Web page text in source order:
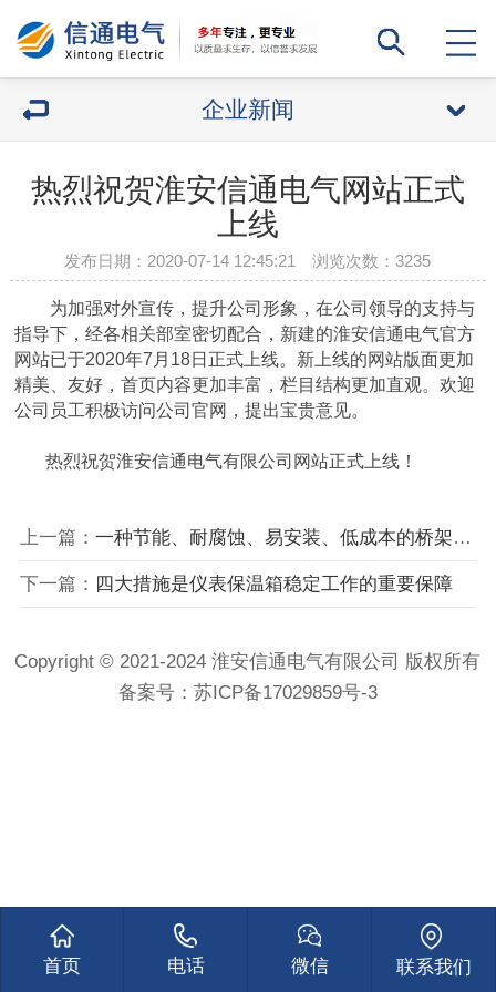
企业新闻
热烈祝贺淮安信通电气网站正式
上线
发布日期：2020-07-14 12:45:21 浏览次数：3235
为加强对外宣传，提升公司形象，在公司领导的支持与
指导下，经各相关部室密切配合，新建的淮安信通电气官方
网站已于2020年7月18日正式上线。新上线的网站版面更加
精美、友好，首页内容更加丰富，栏目结构更加直观。欢迎
公司员工积极访问公司官网，提出宝贵意见。
热烈祝贺淮安信通电气有限公司网站正式上线！
上一篇： 一种节能、耐腐蚀、易安装、低成本的桥架-彩钢桥架
下一篇： 四大措施是仪表保温箱稳定工作的重要保障
Copyright © 2021-2024 淮安信通电气有限公司 版权所有
备案号： 苏ICP备17029859号-3
首页 电话 微信 联系我们